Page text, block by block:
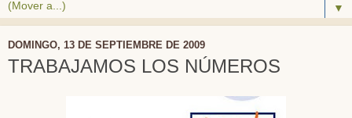
▼
DOMINGO, 13 DE SEPTIEMBRE DE 2009
TRABAJAMOS LOS NÚMEROS